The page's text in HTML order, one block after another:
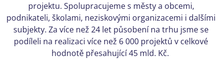
projektu. Spolupracujeme s městy a obcemi,
podnikateli, školami, neziskovými organizacemi i dalšími
subjekty. Za více než 24 let působení na trhu jsme se
podíleli na realizaci více než 6 000 projektů v celkové
hodnotě přesahující 45 mld. Kč.